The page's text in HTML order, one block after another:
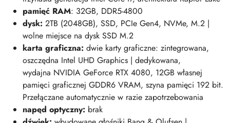
pamięć RAM: 32GB, DDR5-4800
dysk: 2TB (2048GB), SSD, PCIe Gen4, NVMe, M.2 |
wolne miejsce na dysk SSD M.2
karta graficzna: dwie karty graficzne: zintegrowana,
oszczędna Intel UHD Graphics | dedykowana,
wydajna NVIDIA GeForce RTX 4080, 12GB własnej
pamięci graficznej GDDR6 VRAM, szyna pamięci 192 bit.
Przełączane automatycznie w razie zapotrzebowania
napęd optyczny: brak